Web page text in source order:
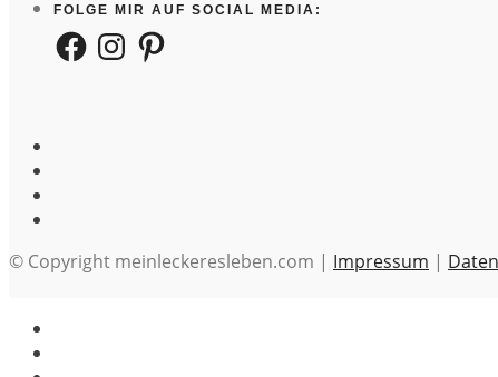
FOLGE MIR AUF SOCIAL MEDIA:
FacebookInstagramPinterest
© Copyright meinleckeresleben.com | Impressum |